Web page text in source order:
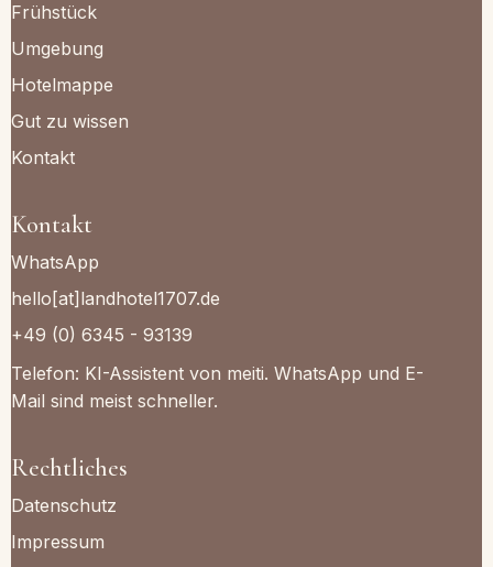
Frühstück
Umgebung
Hotelmappe
Gut zu wissen
Kontakt
Kontakt
WhatsApp
hello[at]landhotel1707.de
+49 (0) 6345 - 93139
Telefon: KI-Assistent von meiti. WhatsApp und E-
Mail sind meist schneller.
Rechtliches
Datenschutz
Impressum